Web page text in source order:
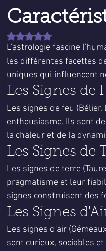
Noté NaN étoiles sur 5.
L'astrologie fascine
les différentes facettes
uniques qui influencent
Les Signes de
Les signes de feu
enthousiasme. Ils sont
la chaleur et de la
Les Signes de
Les signes de terre
pragmatisme et leur
signes construisent des
Les Signes
Les signes d'air
sont curieux, sociables